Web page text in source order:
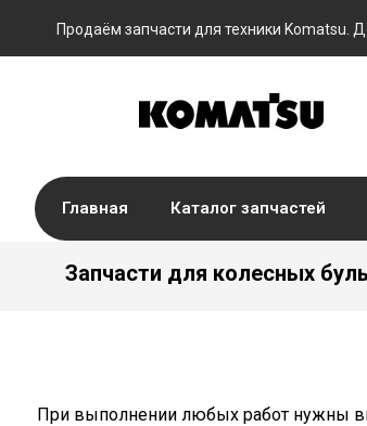
Продаём запчасти для техники Komatsu.
Главная Каталог запчастей
Запчасти для колесных
При выполнении любых работ нужны